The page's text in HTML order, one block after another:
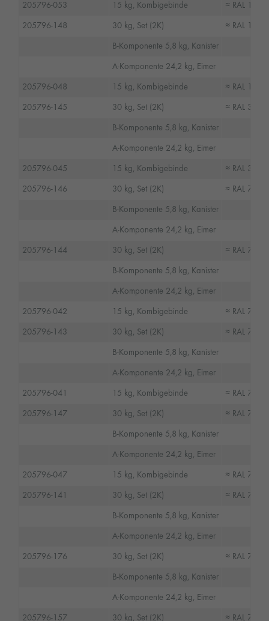
205796-053 15 kg, Kombigebinde ≈ RAL
205796-148 30 kg, Set (2K) ≈ RAL
B-Komponente 5,8 kg, Kanister
A-Komponente 24,2 kg, Eimer
205796-048 15 kg, Kombigebinde ≈ RAL
205796-145 30 kg, Set (2K) ≈ RAL
B-Komponente 5,8 kg, Kanister
A-Komponente 24,2 kg, Eimer
205796-045 15 kg, Kombigebinde ≈ RAL
205796-146 30 kg, Set (2K) ≈ RAL
B-Komponente 5,8 kg, Kanister
A-Komponente 24,2 kg, Eimer
205796-144 30 kg, Set (2K) ≈ RAL
B-Komponente 5,8 kg, Kanister
A-Komponente 24,2 kg, Eimer
205796-042 15 kg, Kombigebinde ≈ RAL
205796-143 30 kg, Set (2K) ≈ RAL
B-Komponente 5,8 kg, Kanister
A-Komponente 24,2 kg, Eimer
205796-041 15 kg, Kombigebinde ≈ RAL
205796-147 30 kg, Set (2K) ≈ RAL
B-Komponente 5,8 kg, Kanister
A-Komponente 24,2 kg, Eimer
205796-047 15 kg, Kombigebinde ≈ RAL
205796-141 30 kg, Set (2K) ≈ RAL
B-Komponente 5,8 kg, Kanister
A-Komponente 24,2 kg, Eimer
205796-176 30 kg, Set (2K) ≈ RAL
B-Komponente 5,8 kg, Kanister
A-Komponente 24,2 kg, Eimer
205796-157 30 kg, Set (2K) ≈ RAL